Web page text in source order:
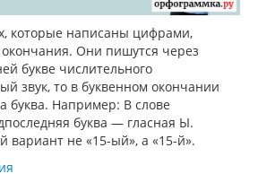
которые написаны цифрами,
Они пишутся через
букве числительного
звук, то в буквенном окончании
буква. Например: В слове
буква — гласная Ы.
вариант не «15-ый», а «15-й».